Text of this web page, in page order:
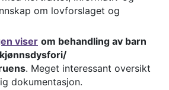
om lovforslaget og
viser om behandling av barn
. Meget interessant oversikt
dokumentasjon.